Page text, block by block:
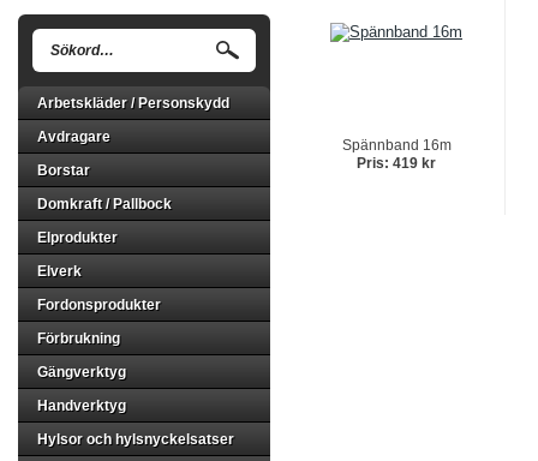
Arbetskläder / Personskydd
Avdragare
Borstar
Domkraft / Pallbock
Elprodukter
Elverk
Fordonsprodukter
Förbrukning
Gängverktyg
Handverktyg
Hylsor och hylsnyckelsatser
Spännband 16m
Pris: 419 kr